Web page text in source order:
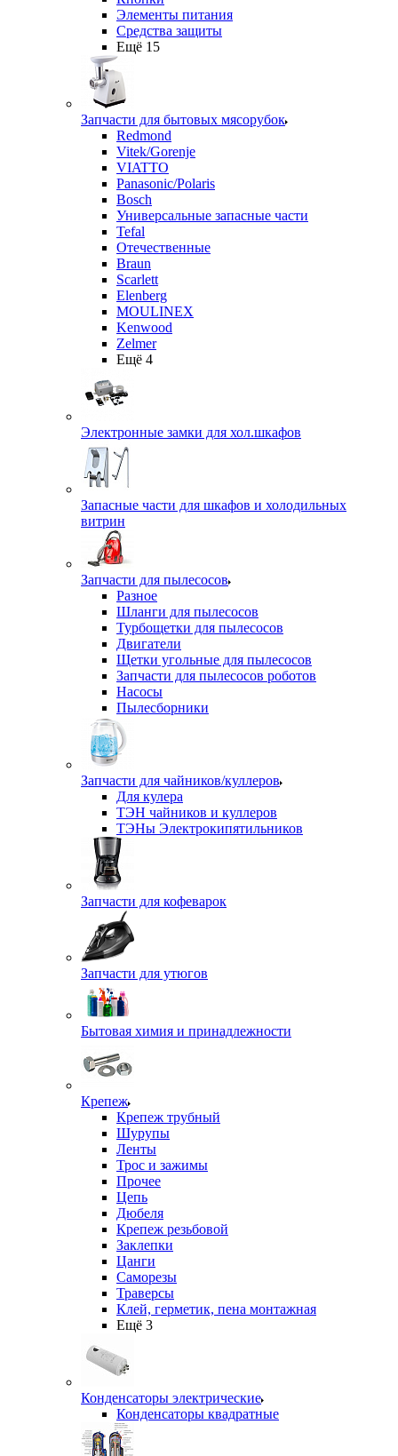
Элементы питания
Средства защиты
Ещё 15
Запчасти для бытовых мясорубок
Redmond
Vitek/Gorenje
VIATTO
Panasonic/Polaris
Bosch
Универсальные запасные части
Tefal
Отечественные
Braun
Scarlett
Elenberg
MOULINEX
Kenwood
Zelmer
Ещё 4
Электронные замки для хол.шкафов
Запасные части для шкафов и холодильных
витрин
Запчасти для пылесосов
Разное
Шланги для пылесосов
Турбощетки для пылесосов
Двигатели
Щетки угольные для пылесосов
Запчасти для пылесосов роботов
Насосы
Пылесборники
Запчасти для чайников/куллеров
Для кулера
ТЭН чайников и куллеров
ТЭНы Электрокипятильников
Запчасти для кофеварок
Запчасти для утюгов
Бытовая химия и принадлежности
Крепеж
Крепеж трубный
Шурупы
Ленты
Трос и зажимы
Прочее
Цепь
Дюбеля
Крепеж резьбовой
Заклепки
Цанги
Саморезы
Траверсы
Клей, герметик, пена монтажная
Ещё 3
Конденсаторы электрические
Конденсаторы квадратные